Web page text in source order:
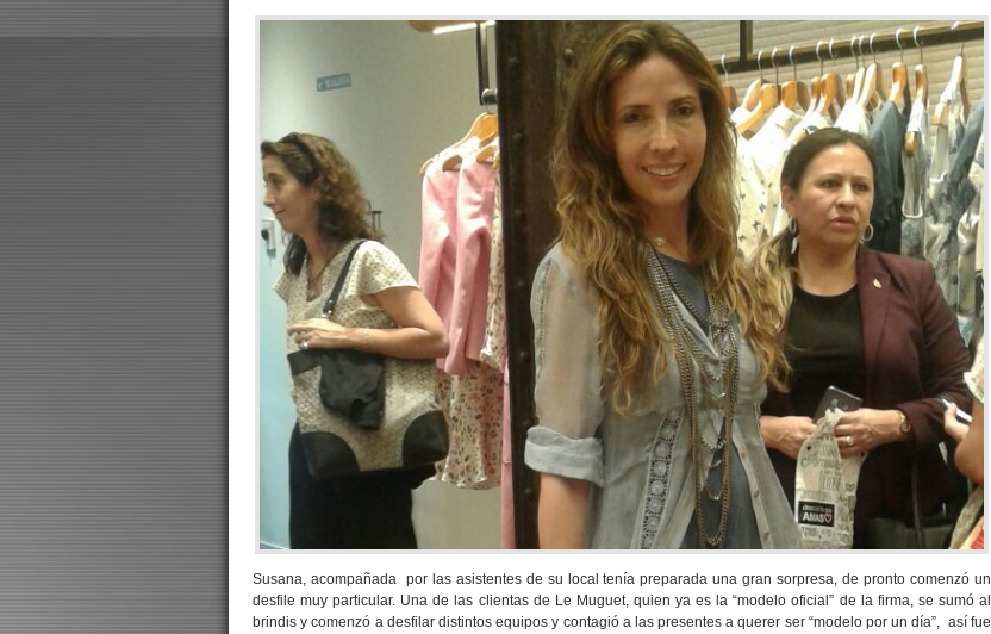
Susana, acompañada por las asistentes de su local tenía preparada una gran sorpresa, de pronto comenzó un
desfile muy particular. Una de las clientas de Le Muguet, quien ya es la “modelo oficial” de la firma, se sumó al
brindis y comenzó a desfilar distintos equipos y contagió a las presentes a querer ser “modelo por un día”, así fue